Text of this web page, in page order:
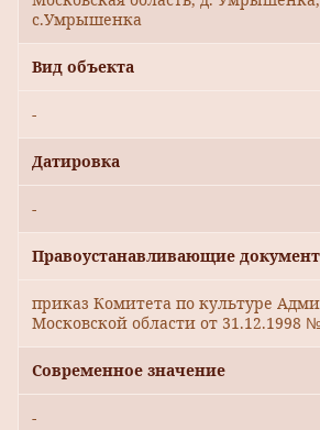
с.Умрышенка
Вид объекта
-
Датировка
-
Правоустанавливающие
приказ Комитета по культуре
Московской области от 31.12.1998
Современное значение
-